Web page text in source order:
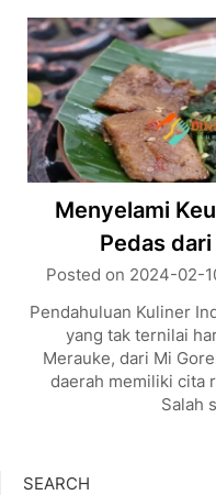
Menyelami
Pedas
Posted on 2024-02-
Pendahuluan Kuliner
yang tak ternilai
Merauke, dari Mi
daerah memiliki cita
Salah
SEARCH